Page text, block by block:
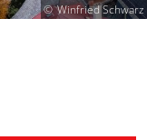
Winfried Schwarz